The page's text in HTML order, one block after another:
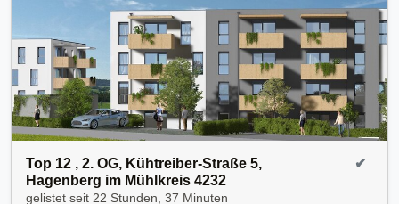
Top 12 , 2. OG, Kühtreiber-Straße 5,
Hagenberg im Mühlkreis 4232
gelistet seit 22 Stunden, 37 Minuten
✔